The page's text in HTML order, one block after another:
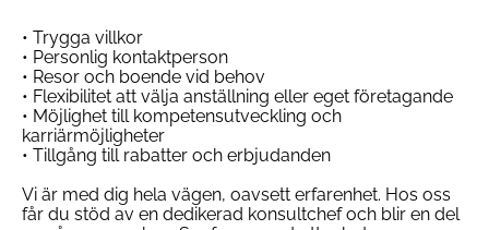
• Trygga villkor
• Personlig kontaktperson
• Resor och boende vid behov
• Flexibilitet att välja anställning eller eget företagande
• Möjlighet till kompetensutveckling och
karriärmöjligheter
• Tillgång till rabatter och erbjudanden
Vi är med dig hela vägen, oavsett erfarenhet. Hos oss
får du stöd av en dedikerad konsultchef och blir en del